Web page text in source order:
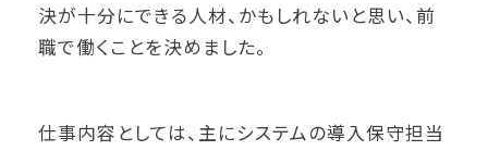
決が十分にできる人材、かもしれないと思い、前
職で働くことを決めました。
仕事内容としては、主にシステムの導入保守担当